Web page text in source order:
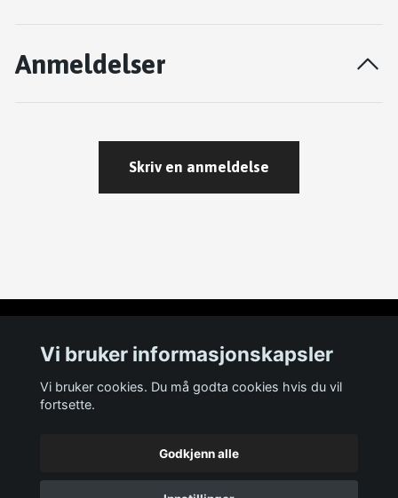
Anmeldelser
Skriv en anmeldelse
Om oss
Vi bruker informasjonskapsler
Vi bruker cookies. Du må godta cookies hvis du vil
fortsette.
Godkjenn alle